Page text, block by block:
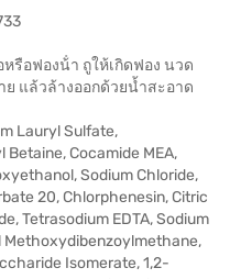
รือฟองน้ํา ถูให้เกิดฟอง นวด
ย แล้วล้างออกด้วยน้ำสะอาด
Lauryl Sulfate,
Betaine, Cocamide MEA,
Sodium Chloride,
20, Chlorphenesin, Citric
Tetrasodium EDTA, Sodium
Methoxydibenzoylmethane,
Isomerate, 1,2-